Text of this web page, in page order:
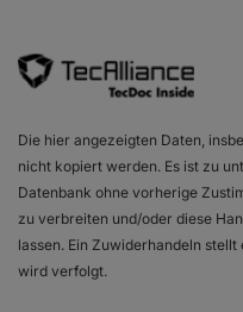
Die hier angezeigten Daten,
nicht kopiert werden. Es ist zu
Datenbank ohne vorherige
zu verbreiten und/oder diese
lassen. Ein Zuwiderhandeln
wird verfolgt.